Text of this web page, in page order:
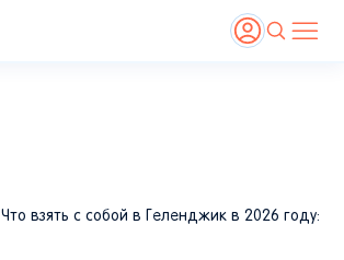
Что взять с собой в Геленджик в 2026 году: